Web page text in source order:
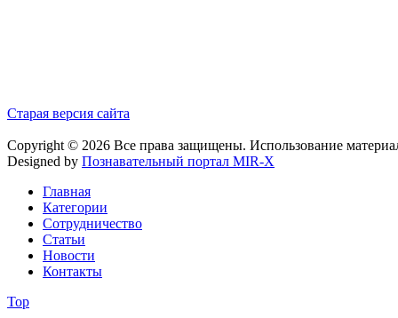
Старая версия сайта
Copyright © 2026 Все права защищены. Использование
Designed by Познавательный портал MIR-X
Главная
Категории
Сотрудничество
Статьи
Новости
Контакты
Top